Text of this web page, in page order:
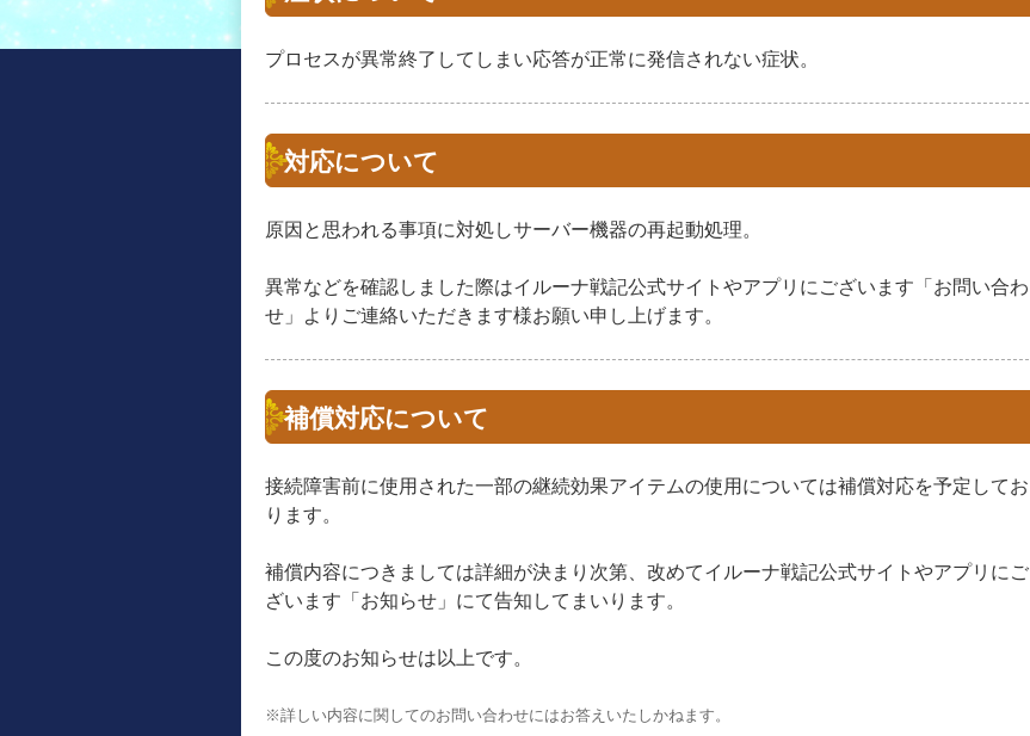
プロセスが異常終了してしまい応答が正常に発信されない症状。
対応について
原因と思われる事項に対処しサーバー機器の再起動処理。
異常などを確認しました際はイルーナ戦記公式サイトやアプリにございます「お問い合わ
せ」よりご連絡いただきます様お願い申し上げます。
補償対応について
接続障害前に使用された一部の継続効果アイテムの使用については補償対応を予定してお
ります。
補償内容につきましては詳細が決まり次第、改めてイルーナ戦記公式サイトやアプリにご
ざいます「お知らせ」にて告知してまいります。
この度のお知らせは以上です。
※詳しい内容に関してのお問い合わせにはお答えいたしかねます。